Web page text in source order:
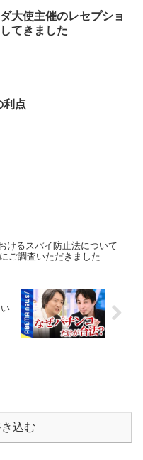
大使主催のレセプショ
てきました
利点
けるスパイ防止法について
ご調査いただきました
込む